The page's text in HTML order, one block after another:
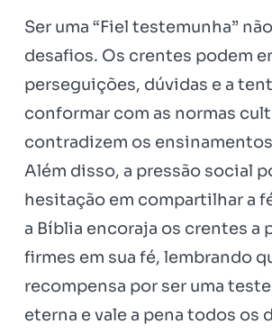
Ser uma “Fiel testemunha”
desafios. Os crentes podem
perseguições, dúvidas e a
conformar com as normas
contradizem os
Além disso, a pressão social
hesitação em compartilhar a
a Bíblia encoraja os crentes a
firmes em sua fé, lembrando
recompensa por ser uma
eterna e vale a pena todos os